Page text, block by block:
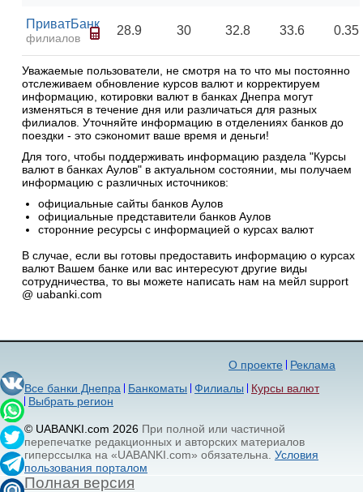
ПриватБанк
филиалов
28.9 30 32.8 33.6 0.35
Уважаемые пользователи, не смотря на то что мы постоянно
отслеживаем обновление курсов валют и корректируем
информацию, котировки валют в банках Днепра могут
изменяться в течение дня или различаться для разных
филиалов. Уточняйте информацию в отделениях банков до
поездки - это сэкономит ваше время и деньги!
Для того, чтобы поддерживать информацию раздела "Курсы
валют в банках Аулов" в актуальном состоянии, мы получаем
информацию с различных источников:
официальные сайты банков Аулов
официальные представители банков Аулов
сторонние ресурсы с информацией о курсах валют
В случае, если вы готовы предоставить информацию о курсах
валют Вашем банке или вас интересуют другие виды
сотрудничества, то вы можете написать нам на мейл support
@ uabanki.com
Реклама
О проекте
Все банки Днепра
Банкоматы Филиалы
Курсы валют
Выбрать регион
© UABANKI.com 2026 При полной или частичной
перепечатке редакционных и авторских материалов
гиперссылка на «UABANKI.com» обязательна. Условия
пользования порталом
Полная версия